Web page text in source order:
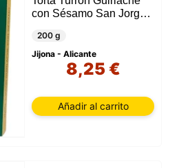
con Sésamo San Jorge
200 g
Jijona - Alicante
8,25 €
Añadir al carrito